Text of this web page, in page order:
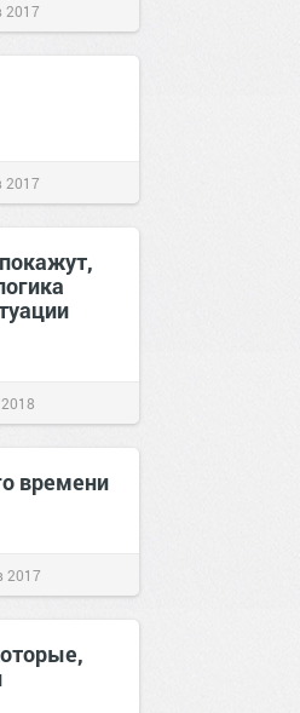
2017
2017
времени
2017